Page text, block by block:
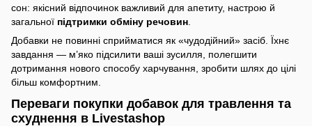
сон: якісний відпочинок важливий для апетиту, настрою й
загальної підтримки обміну речовин
Добавки не повинні сприйматися як «чудодійний» засіб. Їхнє
завдання — м’яко підсилити ваші зусилля, полегшити
дотримання нового способу харчування, зробити шлях до цілі
більш комфортним.
Переваги покупки добавок для травлення та
схуднення в Livestashop